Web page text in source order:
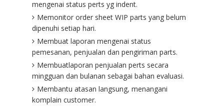
mengenai status perts yg indent.
Memonitor order sheet WIP parts yang belum
dipenuhi setiap hari.
Membuat laporan mengenai status
pemesanan, penjualan dan pengiriman parts.
Membuatlaporan penjualan perts secara
mingguan dan bulanan sebagai bahan evaluasi.
Membantu atasan langsung, menangani
komplain customer.